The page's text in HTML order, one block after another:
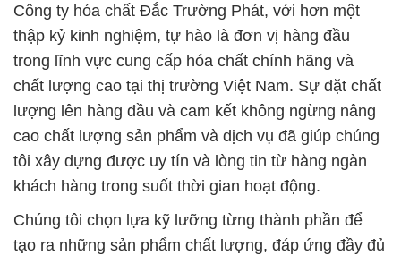
Công ty hóa chất Đắc Trường Phát, với hơn một
thập kỷ kinh nghiệm, tự hào là đơn vị hàng đầu
trong lĩnh vực cung cấp hóa chất chính hãng và
chất lượng cao tại thị trường Việt Nam. Sự đặt chất
lượng lên hàng đầu và cam kết không ngừng nâng
cao chất lượng sản phẩm và dịch vụ đã giúp chúng
tôi xây dựng được uy tín và lòng tin từ hàng ngàn
khách hàng trong suốt thời gian hoạt động.
Chúng tôi chọn lựa kỹ lưỡng từng thành phần để
tạo ra những sản phẩm chất lượng, đáp ứng đầy đủ